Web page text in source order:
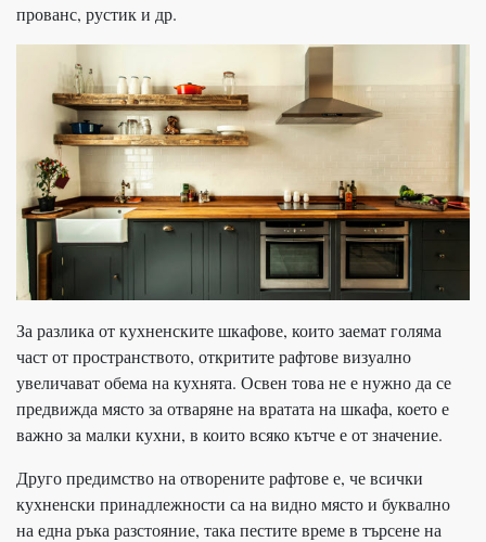
прованс, рустик и др.
За разлика от кухненските шкафове, които заемат голяма
част от пространството, откритите рафтове визуално
увеличават обема на кухнята. Освен това не е нужно да се
предвижда място за отваряне на вратата на шкафа, което е
важно за малки кухни, в които всяко кътче е от значение.
Друго предимство на отворените рафтове е, че всички
кухненски принадлежности са на видно място и буквално
на една ръка разстояние, така пестите време в търсене на